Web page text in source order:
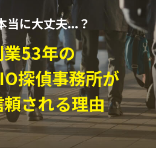
当に大丈夫...？
53年の
探偵事務所が
される理由